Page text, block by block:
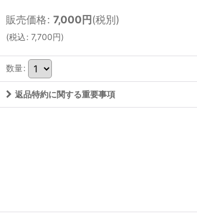
販売価格: 7,000円(税別)
(税込: 7,700円)
数量:
返品特約に関する重要事項